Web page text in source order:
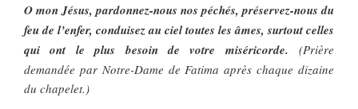
O mon Jésus, pardonnez-nous nos péchés, préservez-nous du
feu de l’enfer, conduisez au ciel toutes les âmes, surtout celles
qui ont le plus besoin de votre miséricorde. (Prière
demandée par Notre-Dame de Fatima après chaque dizaine
du chapelet.)